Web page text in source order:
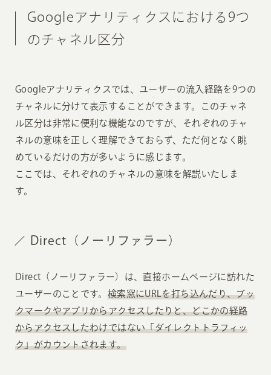
Googleアナリティクスにおける9つ
のチャネル区分
Googleアナリティクスでは、ユーザーの流入経路を9つの
チャネルに分けて表示することができます。このチャネ
ル区分は非常に便利な機能なのですが、それぞれのチャ
ネルの意味を正しく理解できておらず、ただ何となく眺
めているだけの方が多いように感じます。
ここでは、それぞれのチャネルの意味を解説いたしま
す。
Direct（ノーリファラー）
Direct（ノーリファラー）は、直接ホームページに訪れた
ユーザーのことです。 検索窓にURLを打ち込んだり、ブッ
クマークやアプリからアクセスしたりと、どこかの経路
からアクセスしたわけではない「ダイレクトトラフィッ
ク」がカウントされます。